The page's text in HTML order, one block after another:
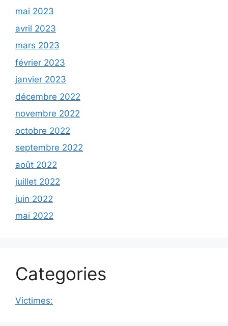
mai 2023
avril 2023
mars 2023
février 2023
janvier 2023
décembre 2022
novembre 2022
octobre 2022
septembre 2022
août 2022
juillet 2022
juin 2022
mai 2022
Categories
Victimes: